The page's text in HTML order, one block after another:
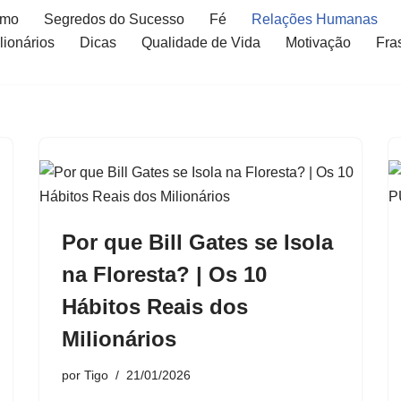
Segredos do Sucesso Fé
Relações Humanas
Dicas Qualidade de Vida Motivação
Por que Bill Gates se Isola
na Floresta? | Os 10
Hábitos Reais dos
Milionários
por Tigo 21/01/2026